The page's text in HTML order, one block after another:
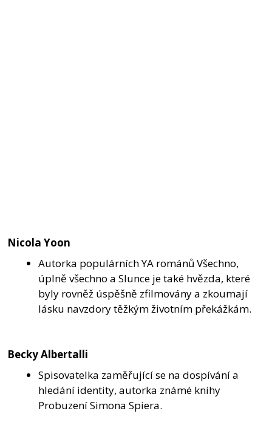
Nicola Yoon
Autorka populárních YA románů Všechno,
úplně všechno a Slunce je také hvězda, které
byly rovněž úspěšně zfilmovány a zkoumají
lásku navzdory těžkým životním překážkám.
Becky Albertalli
Spisovatelka zaměřující se na dospívání a
hledání identity, autorka známé knihy
Probuzení Simona Spiera.